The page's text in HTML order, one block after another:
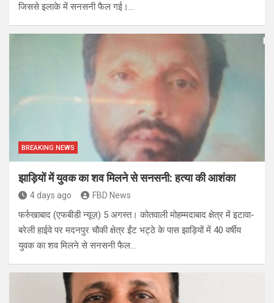
जिससे इलाके में सनसनी फैल गई।…
BREAKING NEWS
झाड़ियों में युवक का शव मिलने से सनसनी: हत्या की आशंका
4 days ago FBD News
फर्रुखाबाद (एफबीडी न्यूज़) 5 अगस्त। कोतवाली मोहम्मदाबाद क्षेत्र में इटावा-
बरेली हाईवे पर मदनपुर चौकी क्षेत्र ईंट भट्ठे के पास झाड़ियों में 40 वर्षीय
युवक का शव मिलने से सनसनी फैल…